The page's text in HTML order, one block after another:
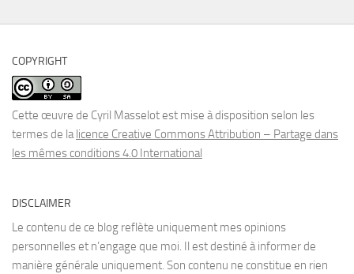
COPYRIGHT
Cette œuvre de Cyril Masselot est mise à disposition selon les
termes de la licence Creative Commons Attribution – Partage dans
les mêmes conditions 4.0 International
DISCLAIMER
Le contenu de ce blog reflète uniquement mes opinions
personnelles et n’engage que moi. Il est destiné à informer de
manière générale uniquement. Son contenu ne constitue en rien